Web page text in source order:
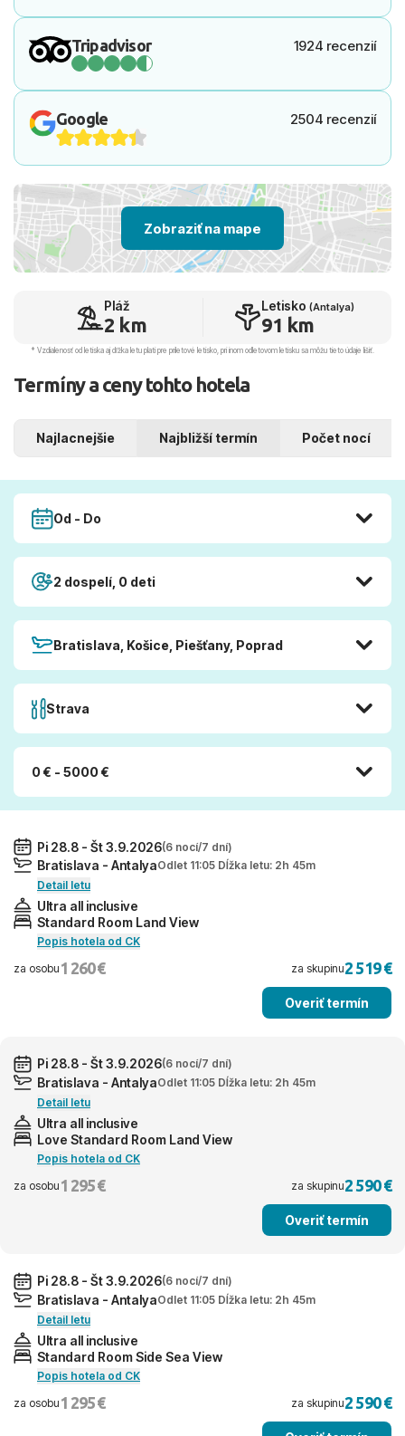
Tripadvisor 1924 recenzií
Google 2504 recenzií
Zobraziť na mape
Pláž
2 km
Letisko (Antalya)
91 km
* Vzdialenosť od letiska aj dľžka letu platí pre príletové letisko, pri inom odletovom letisku sa môžu tieto údaje líšiť.
Termíny a ceny tohto hotela
Najlacnejšie Najbližší termín Počet nocí
Od - Do
2 dospelí, 0 deti
Bratislava, Košice, Piešťany, Poprad
Strava
0 € - 5000 €
Pi 28.8 - Št 3.9.2026(6 nocí/7 dní)
Bratislava - AntalyaOdlet 11:05 Dĺžka letu: 2h 45m
Detail letu
Ultra all inclusive
Standard Room Land View
Popis hotela od CK
za osobu 1 260 € za skupinu2 519 €
Overiť termín
Pi 28.8 - Št 3.9.2026(6 nocí/7 dní)
Bratislava - AntalyaOdlet 11:05 Dĺžka letu: 2h 45m
Detail letu
Ultra all inclusive
Love Standard Room Land View
Popis hotela od CK
za osobu 1 295 € za skupinu2 590 €
Overiť termín
Pi 28.8 - Št 3.9.2026(6 nocí/7 dní)
Bratislava - AntalyaOdlet 11:05 Dĺžka letu: 2h 45m
Detail letu
Ultra all inclusive
Standard Room Side Sea View
Popis hotela od CK
za osobu 1 295 € za skupinu2 590 €